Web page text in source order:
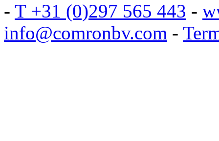
- T +31 (0)297 565 443 -
info@comronbv.com -